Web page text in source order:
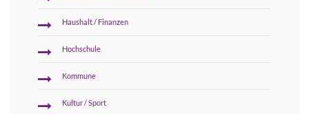
Haushalt / Finanzen
Hochschule
Kommune
Kultur / Sport